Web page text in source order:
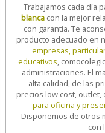
Trabajamos cada día
blancacon la mejor
con garantía. Te
producto adecuado en
empresas,
educativos,
administraciones. El
alta calidad, de las
precios low cost, outlet,
para oficina y
Disponemos de otros
con